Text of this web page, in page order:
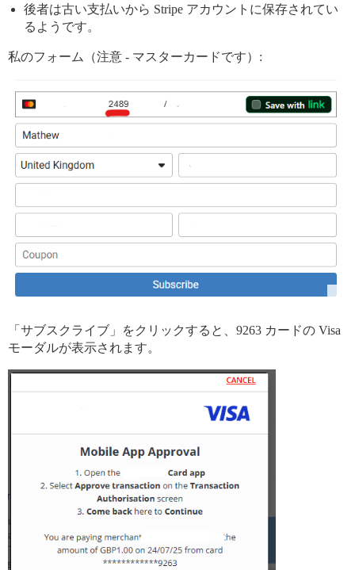
後者は古い支払いから Stripe アカウントに保存されてい
るようです。
私のフォーム（注意 - マスターカードです）:
「サブスクライブ」をクリックすると、9263 カードの Visa
モーダルが表示されます。